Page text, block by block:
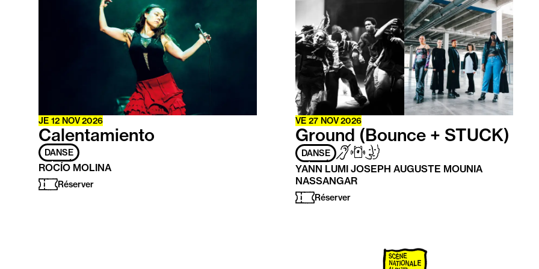
Calentamiento
JE 12 NOV2026
DANSE
ROCÍO MOLINA
Réserver
Ground (Bounce + STUCK)
VE27 NOV2026
DANSE Adapté
aux
personnes
ayant
handicaps
Sourds
/
Malentendants
SubpacHandicap
mental
YANN LUMI JOSEPH AUGUSTE MOUNIA
NASSANGAR
plus
Réserver